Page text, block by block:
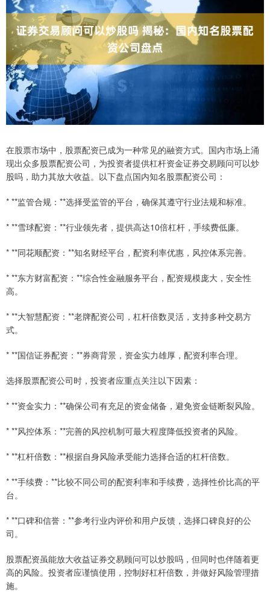
在股票市场中，股票配资已成为一种常见的融资方式。国内市场上涌
现出众多股票配资公司，为投资者提供杠杆资金证券交易顾问可以炒
股吗，助力其放大收益。以下盘点国内知名股票配资公司：
* **监管合规：**选择受监管的平台，确保其遵守行业法规和标准。
* **雪球配资：**行业领先者，提供高达10倍杠杆，手续费低廉。
* **同花顺配资：**知名财经平台，配资利率优惠，风控体系完善。
* **东方财富配资：**综合性金融服务平台，配资规模庞大，安全性
高。
* **大智慧配资：**老牌配资公司，杠杆倍数灵活，支持多种交易方
式。
* **国信证券配资：**券商背景，资金实力雄厚，配资利率合理。
选择股票配资公司时，投资者应重点关注以下因素：
* **资金实力：**确保公司有充足的资金储备，避免资金链断裂风险。
* **风控体系：**完善的风控机制可最大程度降低投资者的风险。
* **杠杆倍数：**根据自身风险承受能力选择合适的杠杆倍数。
* **手续费：**比较不同公司的配资利率和手续费，选择性价比高的平
台。
* **口碑和信誉：**参考行业内评价和用户反馈，选择口碑良好的公
司。
股票配资虽能放大收益证券交易顾问可以炒股吗，但同时也伴随着更
高的风险。投资者应谨慎使用，控制好杠杆倍数，并做好风险管理措
施。